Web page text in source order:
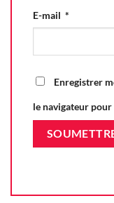
E-mail *
Enregistrer
le navigateur